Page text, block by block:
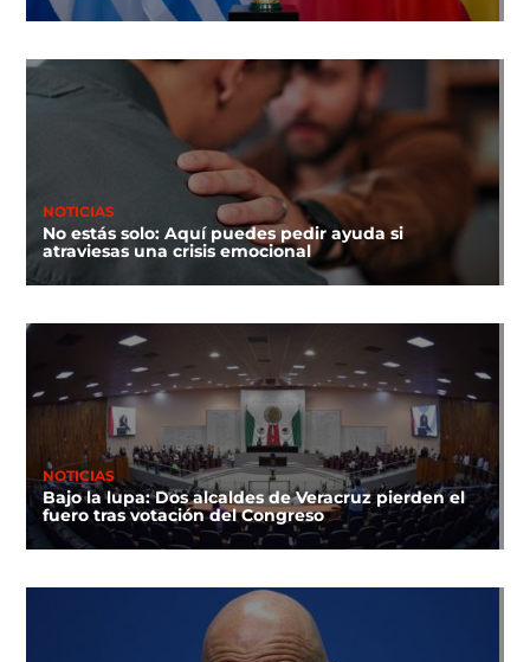
NOTICIAS
No estás solo: Aquí puedes pedir ayuda si
atraviesas una crisis emocional
NOTICIAS
Bajo la lupa: Dos alcaldes de Veracruz pierden el
fuero tras votación del Congreso